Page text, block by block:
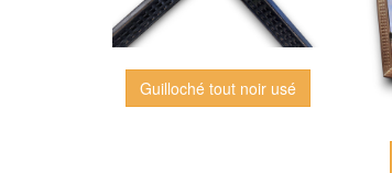
Guilloché tout noir usé